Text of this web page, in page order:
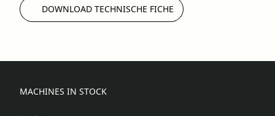
DOWNLOAD TECHNISCHE FICHE
MACHINES IN STOCK